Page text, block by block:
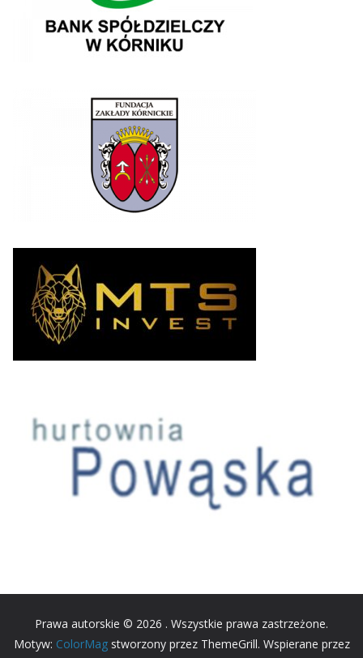
Prawa autorskie © 2026 . Wszystkie prawa zastrzeżone.
Motyw: ColorMagstworzony przez ThemeGrill. Wspierane przez